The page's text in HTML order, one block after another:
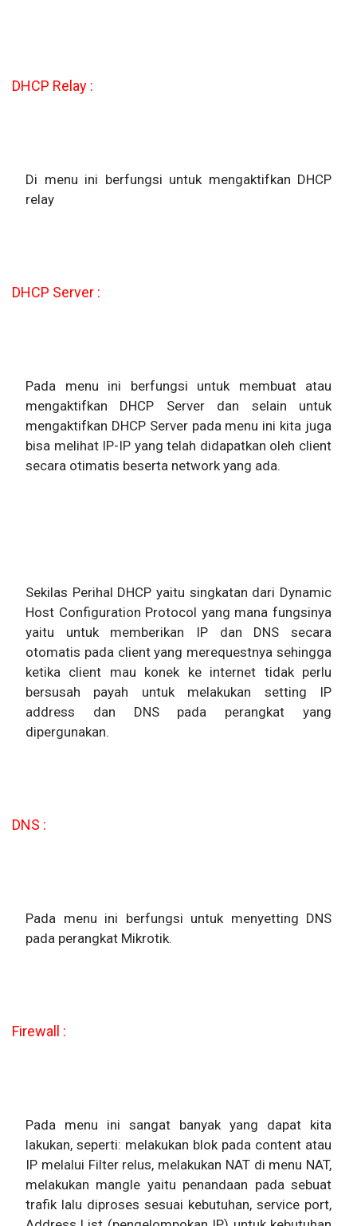
DHCP Relay :
Di menu ini berfungsi untuk mengaktifkan DHCP
relay
DHCP Server :
Pada menu ini berfungsi untuk membuat atau
mengaktifkan DHCP Server dan selain untuk
mengaktifkan DHCP Server pada menu ini kita juga
bisa melihat IP-IP yang telah didapatkan oleh client
secara otimatis beserta network yang ada.
Sekilas Perihal DHCP yaitu singkatan dari Dynamic
Host Configuration Protocol yang mana fungsinya
yaitu untuk memberikan IP dan DNS secara
otomatis pada client yang merequestnya sehingga
ketika client mau konek ke internet tidak perlu
bersusah payah untuk melakukan setting IP
address dan DNS pada perangkat yang
dipergunakan.
DNS :
Pada menu ini berfungsi untuk menyetting DNS
pada perangkat Mikrotik.
Firewall :
Pada menu ini sangat banyak yang dapat kita
lakukan, seperti: melakukan blok pada content atau
IP melalui Filter relus, melakukan NAT di menu NAT,
melakukan mangle yaitu penandaan pada sebuat
trafik lalu diproses sesuai kebutuhan, service port,